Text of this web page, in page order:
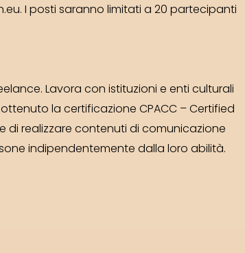
I posti saranno limitati a 20 partecipanti
Lavora con istituzioni e enti culturali
la certificazione CPACC – Certified
di realizzare contenuti di comunicazione
indipendentemente dalla loro abilità.